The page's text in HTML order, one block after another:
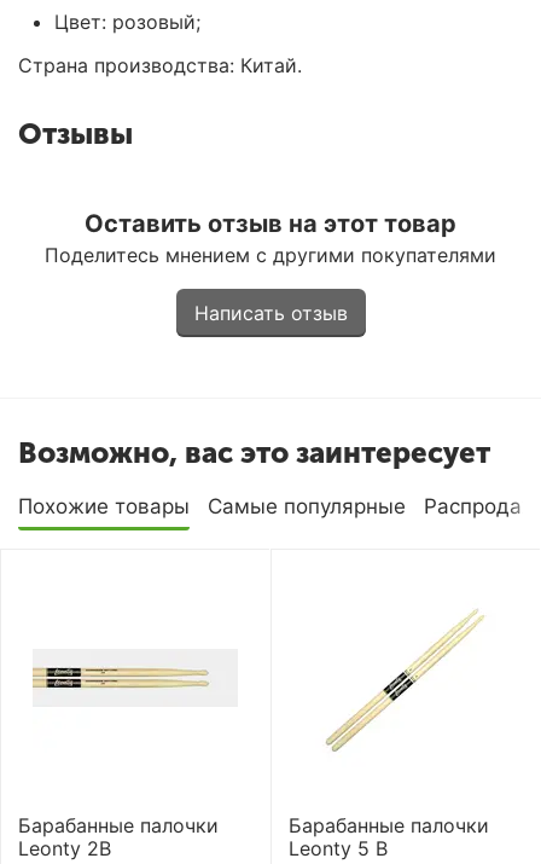
Цвет: розовый;
Страна производства: Китай.
Отзывы
Оставить отзыв на этот товар
Поделитесь мнением с другими покупателями
Написать отзыв
Возможно, вас это заинтересует
Похожие товары Самые популярные
Барабанные палочки
Leonty 2B
Барабанные палочки
Leonty 5 B